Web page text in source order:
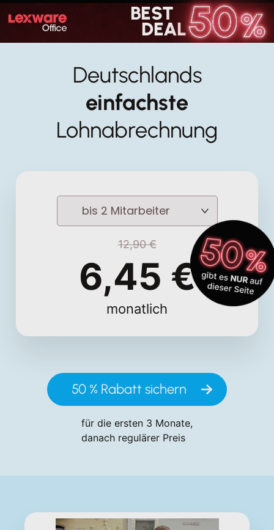
BEST
DEAL
Deutschlands
einfachste
Lohnabrechnung
12,90€
6,45 €
monatlich
50 % Rabatt sichern
für die ersten 3 Monate,
danach regulärer Preis